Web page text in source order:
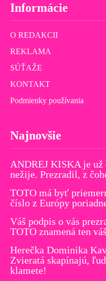
Informácie
O REDAKCII
REKLAMA
SÚŤAŽE
KONTAKT
Podmienky používania
Najnovšie
ANDREJ KISKA je už
nežije. Prezradil, z
TOTO má byť
číslo z Európy
Váš podpis o vás
TOTO znamená ten váš
Herečka Dominika
Zvieratá skapínajú,
klamete!